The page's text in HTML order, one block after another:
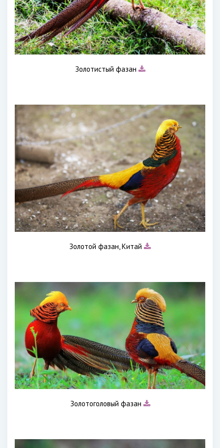
Золотистый фазан
Золотой фазан, Китай
Золотоголовый фазан